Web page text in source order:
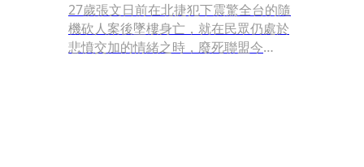
27歲張文日前在北捷犯下震驚全台的隨
機砍人案後墜樓身亡，就在民眾仍處於
悲憤交加的情緒之時，廢死聯盟今